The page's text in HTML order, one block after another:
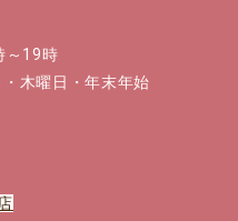
～19時
木曜日・年末年始